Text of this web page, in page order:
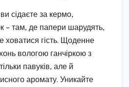
сідаєте за кермо,
– там, де папери шарудять,
ховатися гість. Щоденне
вологою ганчіркою з
павуків, але й
аромату. Уникайте